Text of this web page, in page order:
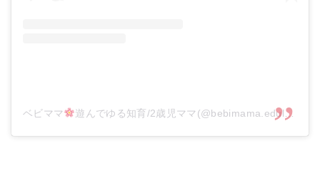
ベビママ 遊んでゆる知育/2歳児ママ(@bebimama.edulab)がシェアした投稿